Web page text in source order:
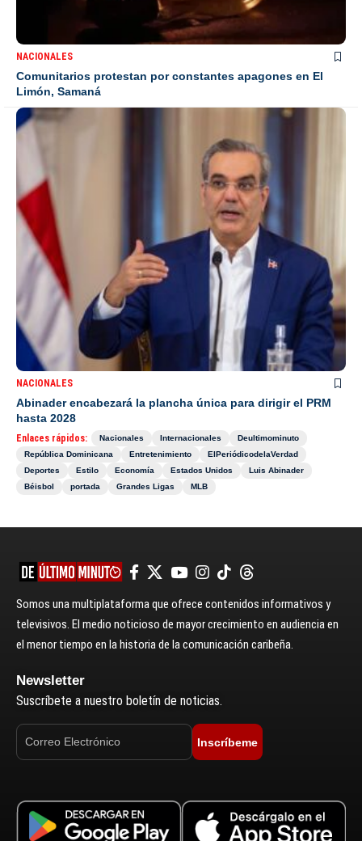
NACIONALES
Comunitarios protestan por constantes apagones en El
Limón, Samaná
NACIONALES
Abinader encabezará la plancha única para dirigir el PRM
hasta 2028
Enlaces rápidos: Nacionales Internacionales
Deultimominuto
República Dominicana
Entretenimiento
ElPeriódicodelaVerdad
Deportes
Estilo Economía Estados Unidos
Luis Abinader
Béisbol
portada Grandes Ligas MLB
Somos una multiplataforma que ofrece contenidos informativos y
televisivos. El medio noticioso de mayor crecimiento en audiencia en
el menor tiempo en la historia de la comunicación caribeña.
Newsletter
Suscríbete a nuestro boletín de noticias.
Inscríbeme